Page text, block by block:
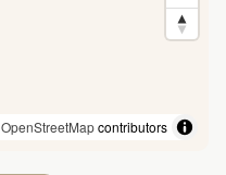
OpenStreetMapcontributors